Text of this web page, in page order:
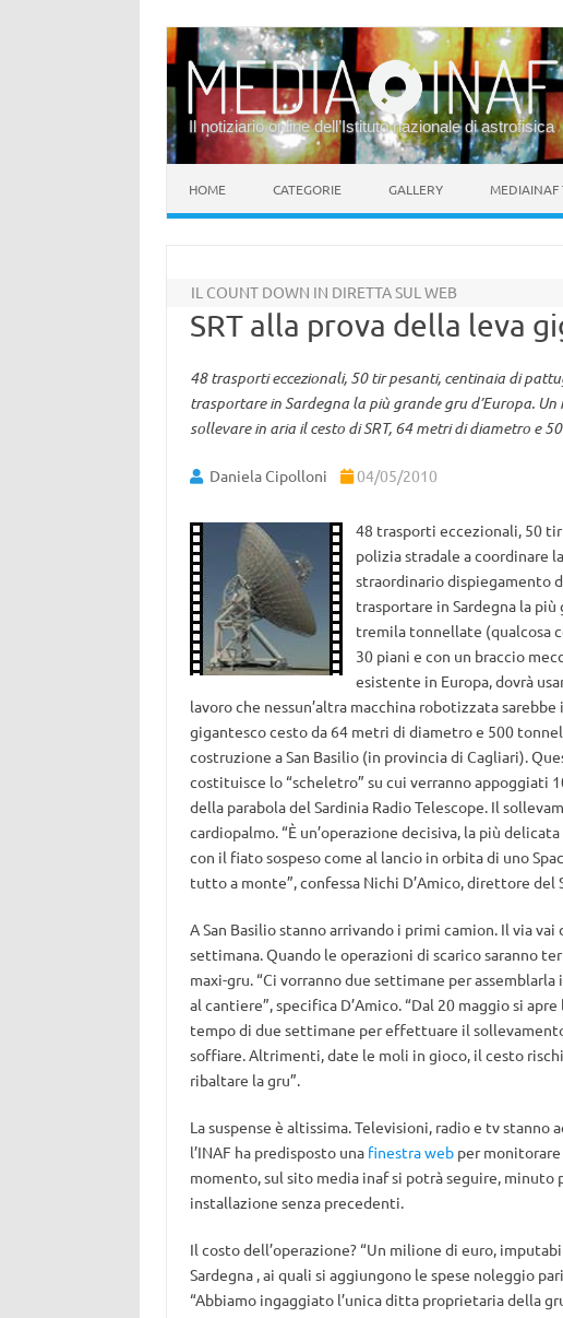
Il notiziario online dell’Istituto nazionale di astrofisica
HOME CATEGORIE GALLERY MEDIAINAF
IL COUNT DOWN IN DIRETTA SUL WEB
SRT alla prova della leva
48 trasporti eccezionali, 50 tir pesanti, centinaia di
trasportare in Sardegna la più grande gru d’Europa.
sollevare in aria il cesto di SRT, 64 metri di diametro e
Daniela Cipolloni 04/05/2010
48 trasporti eccezionali, 50
polizia stradale a coordinare
straordinario dispiegamento
trasportare in Sardegna la più
tremila tonnellate (qualcosa
30 piani e con un braccio
esistente in Europa, dovrà
lavoro che nessun’altra macchina robotizzata
gigantesco cesto da 64 metri di diametro e 500
costruzione a San Basilio (in provincia di Cagliari).
costituisce lo “scheletro” su cui verranno appoggiati
della parabola del Sardinia Radio Telescope. Il
cardiopalmo. “È un’operazione decisiva, la più
con il fiato sospeso come al lancio in orbita di uno
tutto a monte”, confessa Nichi D’Amico, direttore del
A San Basilio stanno arrivando i primi camion. Il via
settimana. Quando le operazioni di scarico saranno
maxi-gru. “Ci vorranno due settimane per
al cantiere”, specifica D’Amico. “Dal 20 maggio si
tempo di due settimane per effettuare il
soffiare. Altrimenti, date le moli in gioco, il cesto
ribaltare la gru”.
La suspense è altissima. Televisioni, radio e tv
l’INAF ha predisposto una finestra webper monitorare
momento, sul sito media inaf si potrà seguire, minuto
installazione senza precedenti.
Il costo dell’operazione? “Un milione di euro,
Sardegna , ai quali si aggiungono le spese noleggio
“Abbiamo ingaggiato l’unica ditta proprietaria della